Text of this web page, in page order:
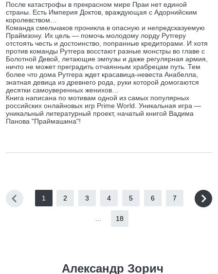
После катастрофы в прекрасном мире Праи нет единой
страны. Есть Империя Доктов, враждующая с Адорнийским
королевством…
Команда смельчаков проникла в опасную и непредсказуемую
Праймзону. Их цель — помочь молодому лорду Рутгеру
отстоять честь и достоинство, попранные кредиторами. И хотя
против команды Рутгера восстают разные монстры во главе с
Болотной Девой, летающие эмпузы и даже регулярная армия,
ничто не может преградить отчаянным храбрецам путь. Тем
более что дома Рутгера ждет красавица-невеста Анабелла,
знатная девица из древнего рода, руки которой домогаются
десятки самоуверенных женихов…
Книга написана по мотивам одной из самых популярных
российских онлайновых игр Prime World. Уникальная игра —
уникальный литературный проект, начатый книгой Вадима
Панова "Праймашина"!
1 2 3 4 5 6 7
18
Александр Зорич